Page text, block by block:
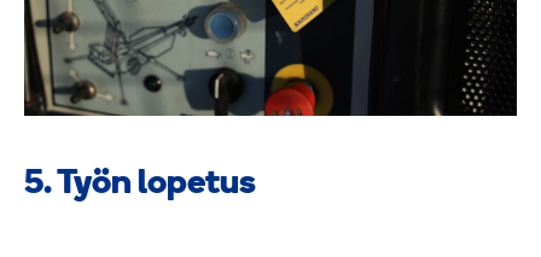
5. Työn lopetus